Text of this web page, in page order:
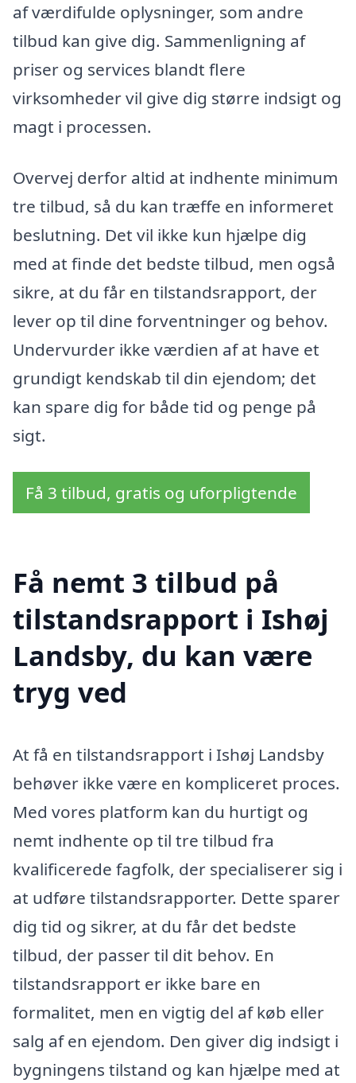
af værdifulde oplysninger, som andre
tilbud kan give dig. Sammenligning af
priser og services blandt flere
virksomheder vil give dig større indsigt og
magt i processen.
Overvej derfor altid at indhente minimum
tre tilbud, så du kan træffe en informeret
beslutning. Det vil ikke kun hjælpe dig
med at finde det bedste tilbud, men også
sikre, at du får en tilstandsrapport, der
lever op til dine forventninger og behov.
Undervurder ikke værdien af at have et
grundigt kendskab til din ejendom; det
kan spare dig for både tid og penge på
sigt.
Få 3 tilbud, gratis og uforpligtende
Få nemt 3 tilbud på
tilstandsrapport i Ishøj
Landsby, du kan være
tryg ved
At få en tilstandsrapport i Ishøj Landsby
behøver ikke være en kompliceret proces.
Med vores platform kan du hurtigt og
nemt indhente op til tre tilbud fra
kvalificerede fagfolk, der specialiserer sig i
at udføre tilstandsrapporter. Dette sparer
dig tid og sikrer, at du får det bedste
tilbud, der passer til dit behov. En
tilstandsrapport er ikke bare en
formalitet, men en vigtig del af køb eller
salg af en ejendom. Den giver dig indsigt i
bygningens tilstand og kan hjælpe med at